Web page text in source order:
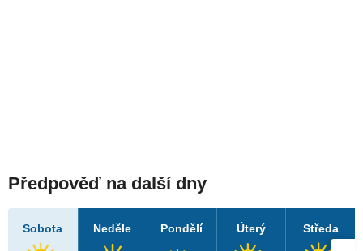
Předpověď na další dny
Sobota Neděle Pondělí Úterý Středa